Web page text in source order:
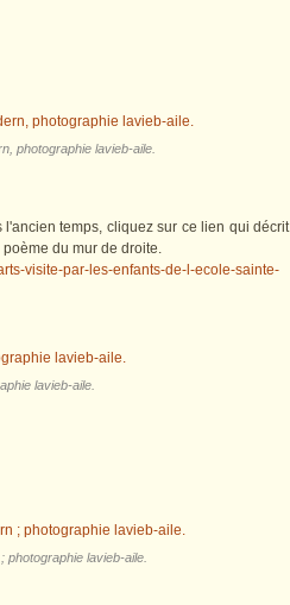
photographie lavieb-aile.
temps, cliquez sur ce lien qui décrit
du mur de droite.
visite-par-les-enfants-de-l-ecole-sainte-
lavieb-aile.
photographie lavieb-aile.